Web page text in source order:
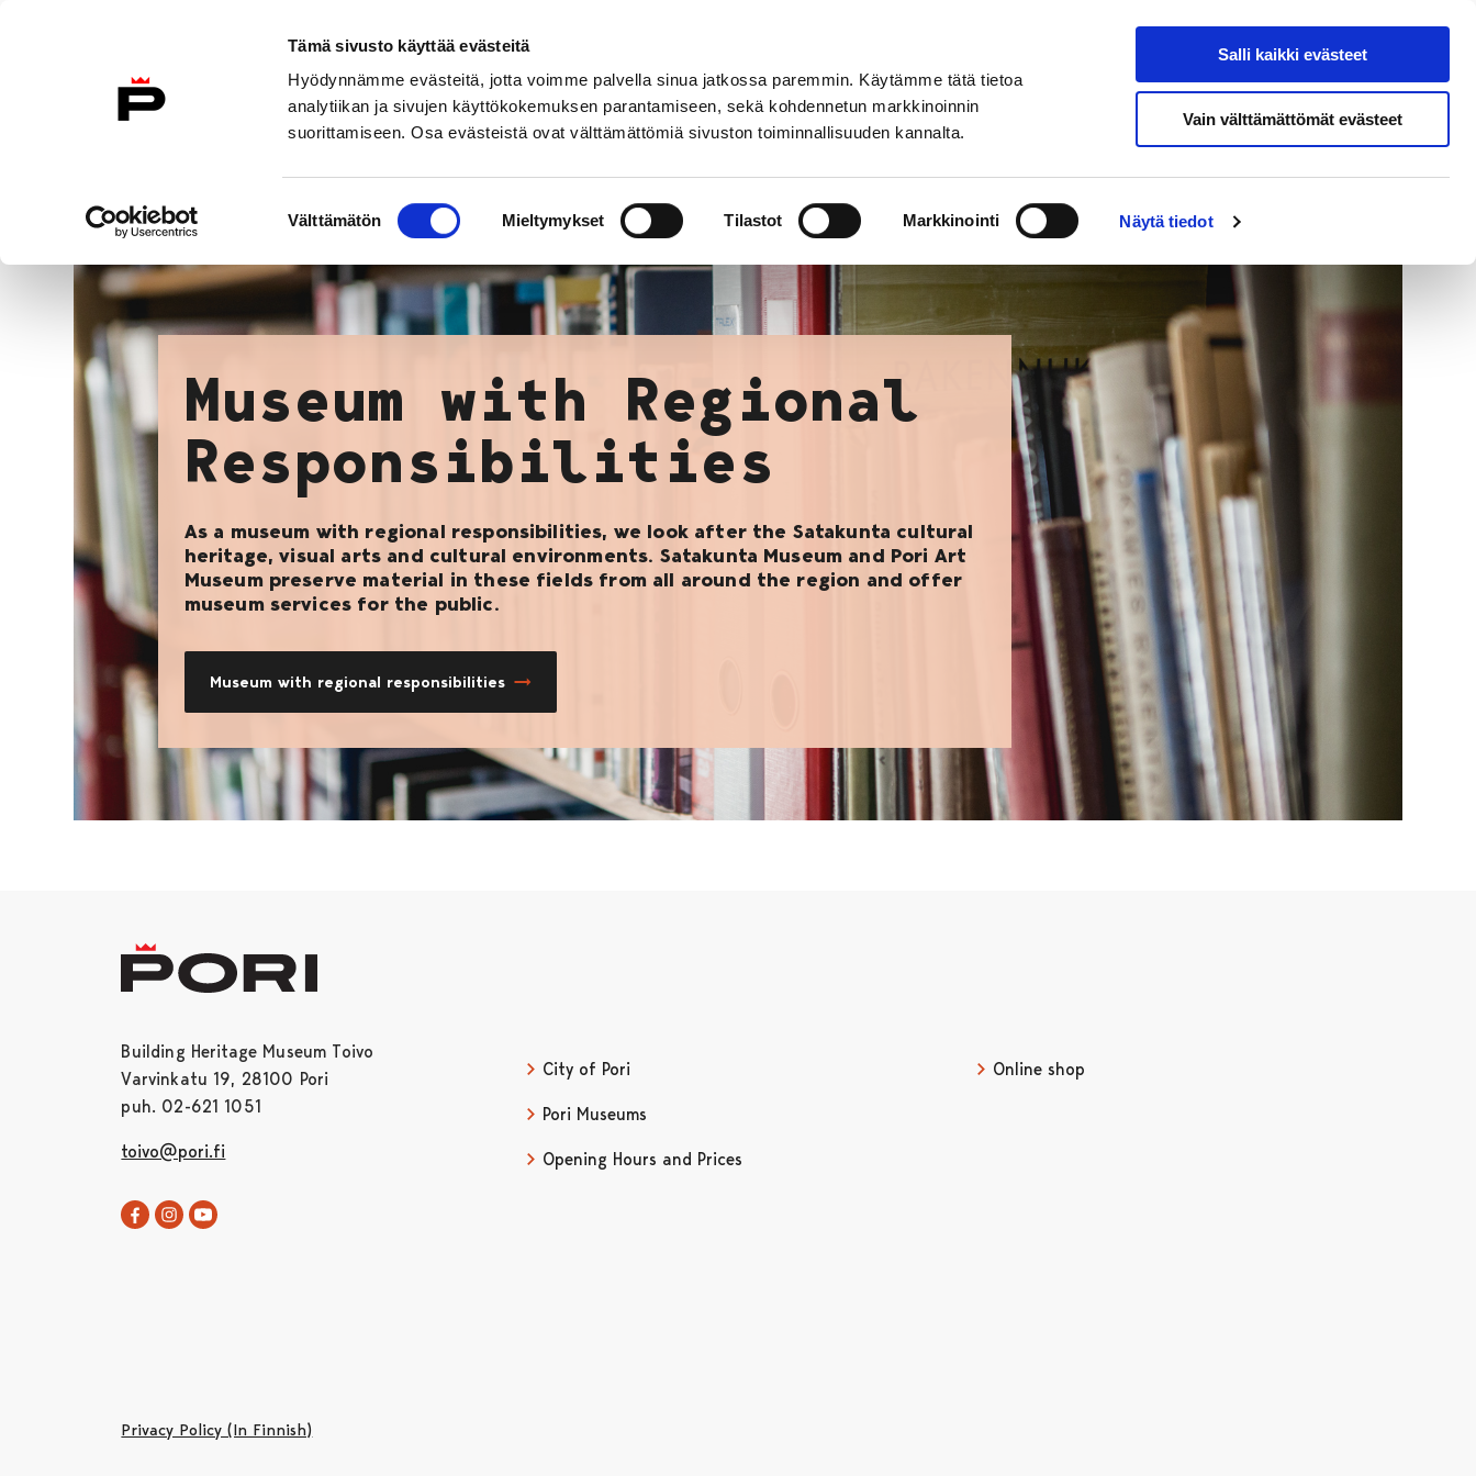
Tämä sivusto käyttää evästeitä
Hyödynnämme evästeitä, jotta voimme palvella sinua jatkossa paremmin. Käytämme tätä tietoa
analytiikan ja sivujen käyttökokemuksen parantamiseen, sekä kohdennetun markkinoinnin
suorittamiseen. Osa evästeistä ovat välttämättömiä sivuston toiminnallisuuden kannalta.
valinta
Välttämätön Mieltymykset Tilastot Markkinointi Näytä tiedot
Salli kaikki evästeet
Vain välttämättömät evästeet
To Home Page
English
Search from site
Museum with Regional
Responsibilities
As a museum with regional responsibilities, we look after the Satakunta cultural
heritage, visual arts and cultural environments. Satakunta Museum and Pori Art
Museum preserve material in these fields from all around the region and offer
museum services for the public.
Museum with regional responsibilities
Building Heritage Museum Toivo
Varvinkatu 19, 28100 Pori
puh. 02-621 1051
toivo@pori.fi
Toivo in Facebook
Opens in a new tab
Toivo in Instagram
Opens in a new tab
City of Pori
Pori Museums
Opening Hours and Prices
Online shop
Privacy Policy (In Finnish)